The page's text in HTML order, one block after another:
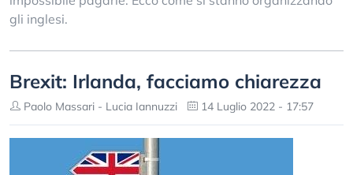
gli inglesi.
Brexit: Irlanda, facciamo chiarezza
Paolo Massari - Lucia Iannuzzi 14 Luglio 2022 - 17:57